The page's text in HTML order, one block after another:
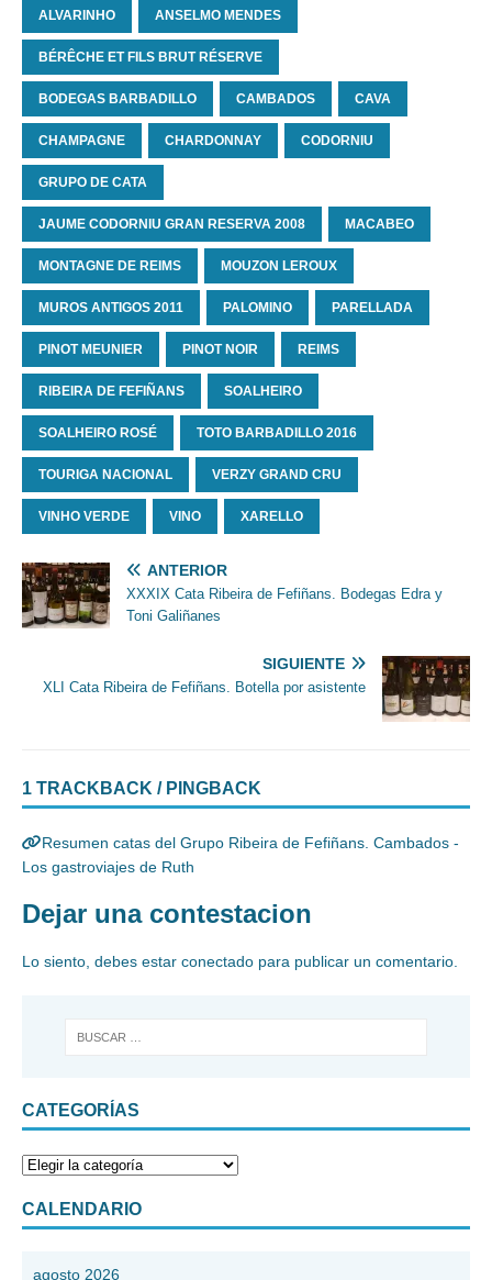
ALVARINHO ANSELMO MENDES
BÉRÊCHE ET FILS BRUT RÉSERVE
BODEGAS BARBADILLO CAMBADOS CAVA
CHAMPAGNE CHARDONNAY CODORNIU
GRUPO DE CATA
JAUME CODORNIU GRAN RESERVA 2008 MACABEO
MONTAGNE DE REIMS MOUZON LEROUX
MUROS ANTIGOS 2011 PALOMINO PARELLADA
PINOT MEUNIER PINOT NOIR REIMS
RIBEIRA DE FEFIÑANS SOALHEIRO
SOALHEIRO ROSÉ TOTO BARBADILLO 2016
TOURIGA NACIONAL VERZY GRAND CRU
VINHO VERDE VINO XARELLO
ANTERIOR
XXXIX Cata Ribeira de Fefiñans. Bodegas Edra y
Toni Galiñanes
SIGUIENTE
XLI Cata Ribeira de Fefiñans. Botella por asistente
1 TRACKBACK / PINGBACK
Resumen catas del Grupo Ribeira de Fefiñans. Cambados -
Los gastroviajes de Ruth
Dejar una contestacion
Lo siento, debes estar conectado para publicar un comentario.
CATEGORÍAS
CALENDARIO
agosto 2026